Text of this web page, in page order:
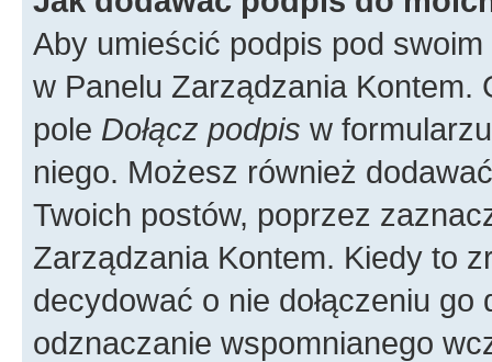
Aby umieścić podpis pod
w Panelu Zarządzania
pole Dołącz podpis w
niego. Możesz również
Twoich postów, poprzez
Zarządzania Kontem. Kiedy to
decydować o nie dołączeniu
odznaczanie wspomnianego